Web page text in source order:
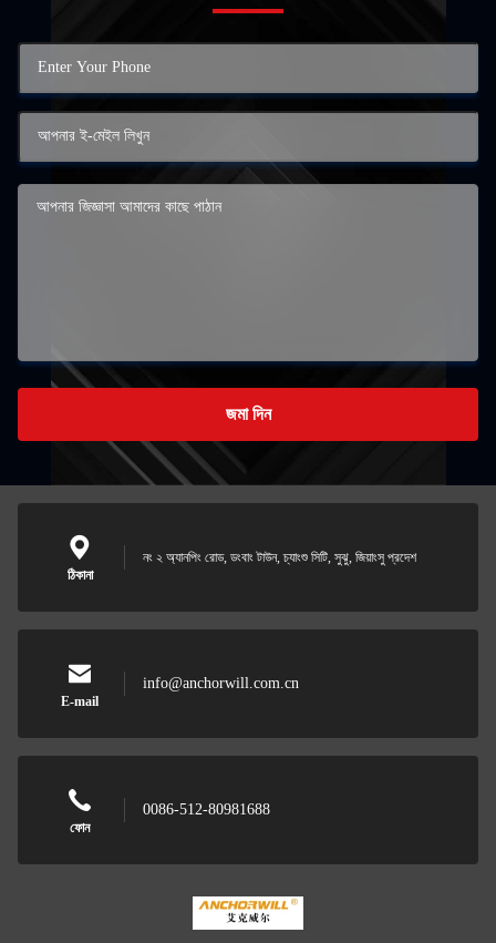
জমা দিন
ঠিকানা
নং ২ অ্যানপিং রোড, ডংবাং টাউন, চ্যাংশু সিটি, সুঝু, জিয়াংসু প্রদেশ
E-mail
info@anchorwill.com.cn
ফোন
0086-512-80981688